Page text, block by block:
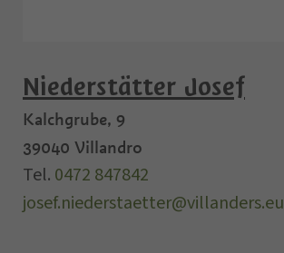
Niederstätter Josef
Kalchgrube, 9
39040 Villandro
Tel. 0472 847842
josef.niederstaetter@villanders.eu